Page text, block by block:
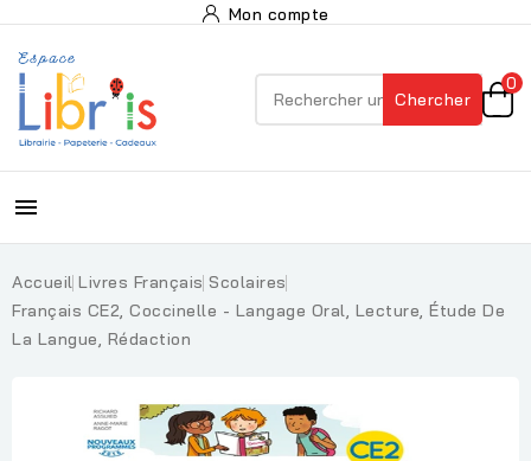
Mon compte
Chercher
0

Accueil Livres Français Scolaires
Français CE2, Coccinelle - Langage Oral, Lecture, Étude De
La Langue, Rédaction